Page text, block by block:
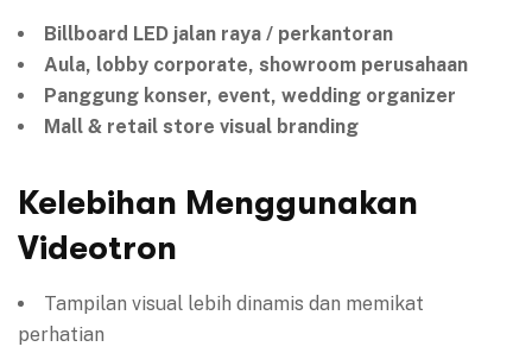
Billboard LED jalan raya / perkantoran
Aula, lobby corporate, showroom perusahaan
Panggung konser, event, wedding organizer
Mall & retail store visual branding
Kelebihan Menggunakan
Videotron
Tampilan visual lebih dinamis dan memikat
perhatian